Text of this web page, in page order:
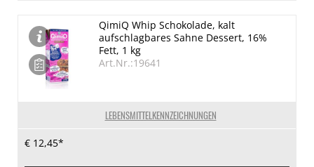
LEBENSMITTELKENNZEICHNUNGEN
QimiQ Whip Schokolade, kalt
aufschlagbares Sahne Dessert, 16%
Fett, 1 kg
Art.Nr.:19641
€ 12,45*